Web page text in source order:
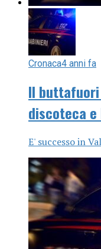
Cronaca4 anni fa
Il
discoteca
E' successo in